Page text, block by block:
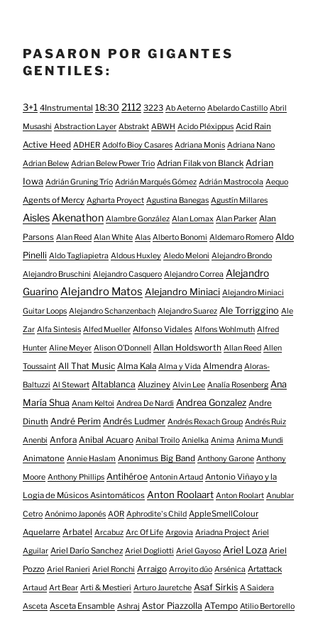
PASARON POR GIGANTES
GENTILES:
3+1 4Instrumental 18:30 2112 3223 Ab Aeterno Abelardo Castillo Abril
Musashi Abstraction Layer Abstrakt ABWH Acido Pléxippus Acid Rain
Active Heed ADHER Adolfo Bioy Casares Adriana Monis Adriana Nano
Adrian Belew Adrian Belew Power Trio Adrian Filak von Blanck Adrian
Iowa Adrián Gruning Trío Adrián Marqués Gómez Adrián Mastrocola Aequo
Agents of Mercy Agharta Proyect Agustina Banegas Agustín Millares
AislesAkenathon Alambre González Alan Lomax Alan Parker Alan
Parsons Alan Reed Alan White Alas Alberto Bonomi Aldemaro Romero Aldo
Pinelli Aldo Tagliapietra Aldous Huxley Aledo Meloni Alejandro Brondo
Alejandro Bruschini Alejandro Casquero Alejandro Correa Alejandro
GuarinoAlejandro Matos Alejandro Miniaci Alejandro Miniaci
Guitar Loops Alejandro Schanzenbach Alejandro Suarez Ale Torriggino Ale
Zar Alfa Sintesis Alfed Mueller Alfonso Vidales Alfons Wohlmuth Alfred
Hunter Aline Meyer Alison O​’​Donnell Allan Holdsworth Allan Reed Allen
Toussaint All That Music Alma Kala Alma y Vida Almendra Aloras-
Baltuzzi Al Stewart Altablanca Aluziney Alvin Lee Analía Rosenberg Ana
María Shua Anam Keltoi Andrea De Nardi Andrea Gonzalez Andre
Dinuth André Perim Andrés Ludmer Andrés Rexach Group Andrés Ruiz
Anenbi Anfora Anibal Acuaro Anibal Troilo Anielka Anima Anima Mundi
Animatone Annie Haslam Anonimus Big Band Anthony Garone Anthony
Moore Anthony Phillips Antihéroe Antonin Artaud Antonio Viñayo y la
Logia de Músicos Asintomáticos Anton Roolaart Anton Roolart Anublar
Cetro Anónimo Japonés AOR Aphrodite's Child AppleSmellColour
Aquelarre Arbatel Arcabuz Arc Of Life Argovia Ariadna Project Ariel
Aguilar Ariel Darío Sanchez Ariel Dogliotti Ariel Gayoso Ariel Loza Ariel
Pozzo Ariel Ranieri Ariel Ronchi Arraigo Arroyito dúo Arsénica Artattack
Artaud Art Bear Arti & Mestieri Arturo Jauretche Asaf Sirkis A Saidera
Asceta Asceta Ensamble Ashraj Astor Piazzolla ATempo Atilio Bertorello